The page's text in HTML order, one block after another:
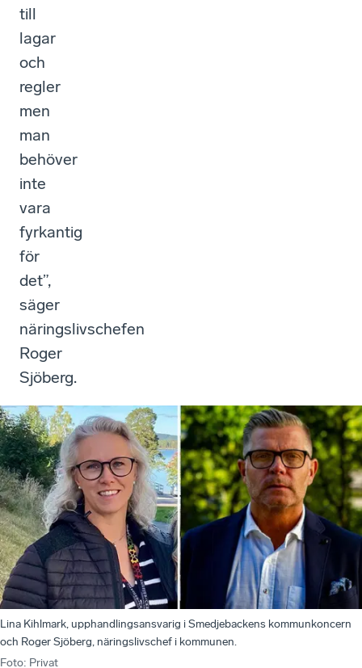
till
lagar
och
regler
men
man
behöver
inte
vara
fyrkantig
för
det”,
säger
näringslivschefen
Roger
Sjöberg.
Lina Kihlmark, upphandlingsansvarig i Smedjebackens kommunkoncern
och Roger Sjöberg, näringslivschef i kommunen.
Foto: Privat